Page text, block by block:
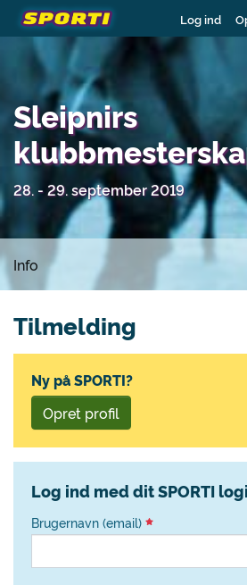
Log ind
Sleipnirs
28. - 29. september 2019
Info
Tilmelding
Ny på SPORTI?
Opret profil
Log ind med dit SPORTI
Brugernavn (email)